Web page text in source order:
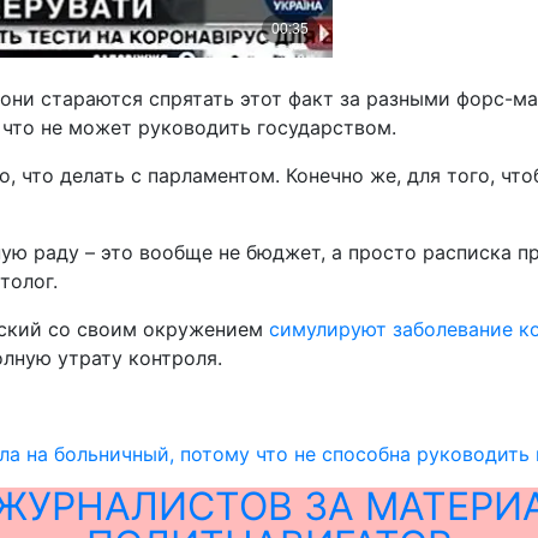
стараются спрятать этот факт за разными форс-
не может руководить государством.
что делать с парламентом. Конечно же, для того,
раду – это вообще не бюджет, а просто расписка
со своим окружением симулируют заболевание
утрату контроля.
на больничный, потому что не способна руководить
ЗА